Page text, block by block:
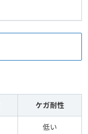
ケガ耐性
低い